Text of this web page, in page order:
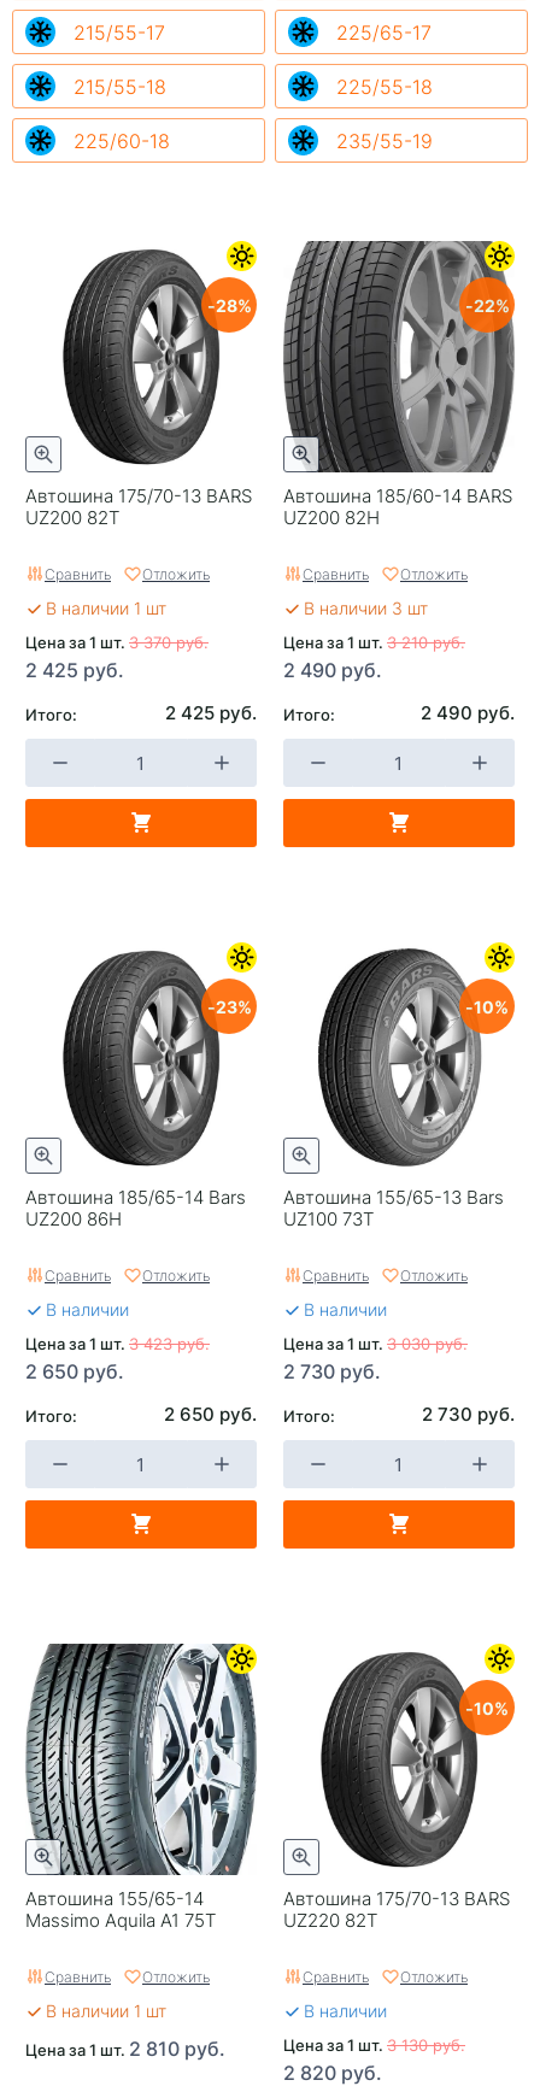
215/55-17 225/65-17
215/55-18 225/55-18
225/60-18 235/55-19
Автошина 175/70-13 BARS
UZ200 82T
28
Сравнить Отложить
В наличии 1 шт
Цена за 1 шт. 3 370 руб.
2 425 руб.
Итого: 2 425 руб.
Автошина 185/60-14 BARS
UZ200 82H
22
Сравнить Отложить
В наличии 3 шт
Цена за 1 шт. 3 210 руб.
2 490 руб.
Итого: 2 490 руб.
Автошина 185/65-14 Bars
UZ200 86H
23
Сравнить Отложить
В наличии
Цена за 1 шт. 3 423 руб.
2 650 руб.
Итого: 2 650 руб.
Автошина 155/65-13 Bars
UZ100 73T
10
Сравнить Отложить
В наличии
Цена за 1 шт. 3 030 руб.
2 730 руб.
Итого: 2 730 руб.
Автошина 155/65-14
Massimo Aquila A1 75T
Сравнить Отложить
В наличии 1 шт
Цена за 1 шт. 2 810 руб.
Автошина 175/70-13 BARS
UZ220 82T
10
Сравнить Отложить
В наличии
Цена за 1 шт. 3 130 руб.
2 820 руб.